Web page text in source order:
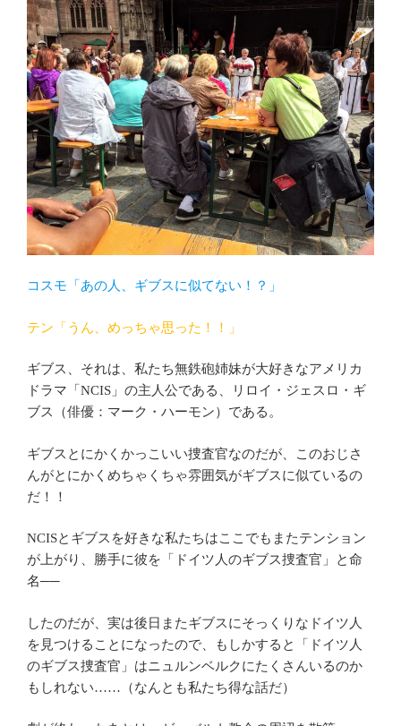
コスモ「あの人、ギブスに似てない！？」
テン「うん、めっちゃ思った！！」
ギブス、それは、私たち無鉄砲姉妹が大好きなアメリカ
ドラマ「NCIS」の主人公である、リロイ・ジェスロ・ギ
ブス（俳優：マーク・ハーモン）である。
ギブスとにかくかっこいい捜査官なのだが、このおじさ
んがとにかくめちゃくちゃ雰囲気がギブスに似ているの
だ！！
NCISとギブスを好きな私たちはここでもまたテンション
が上がり、勝手に彼を「ドイツ人のギブス捜査官」と命
名──
したのだが、実は後日またギブスにそっくりなドイツ人
を見つけることになったので、もしかすると「ドイツ人
のギブス捜査官」はニュルンベルクにたくさんいるのか
もしれない……（なんとも私たち得な話だ）